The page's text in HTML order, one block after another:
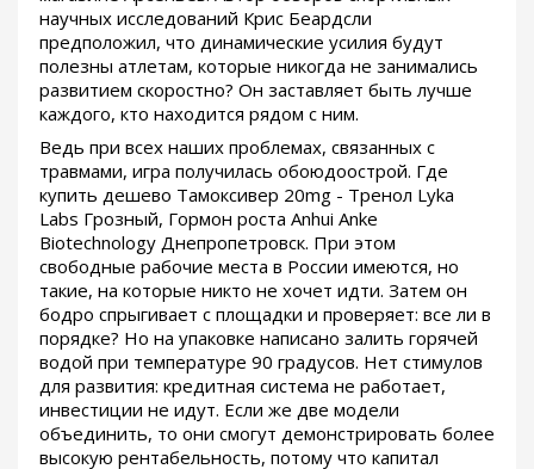
научных исследований Крис Беардсли
предположил, что динамические усилия будут
полезны атлетам, которые никогда не занимались
развитием скоростно? Он заставляет быть лучше
каждого, кто находится рядом с ним.
Ведь при всех наших проблемах, связанных с
травмами, игра получилась обоюдоострой. Где
купить дешево Тамоксивер 20mg - Тренол Lyka
Labs Грозный, Гормон роста Anhui Anke
Biotechnology Днепропетровск. При этом
свободные рабочие места в России имеются, но
такие, на которые никто не хочет идти. Затем он
бодро спрыгивает с площадки и проверяет: все ли в
порядке? Но на упаковке написано залить горячей
водой при температуре 90 градусов. Нет стимулов
для развития: кредитная система не работает,
инвестиции не идут. Если же две модели
объединить, то они смогут демонстрировать более
высокую рентабельность, потому что капитал